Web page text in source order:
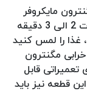
مایکروفر
شویم؟ کار ندارد! غذا را درون ماکروفر به مدت 2 الی 3 دقیقه
را لمس کنید
مگنترون
قابل
قطعه نیز باید